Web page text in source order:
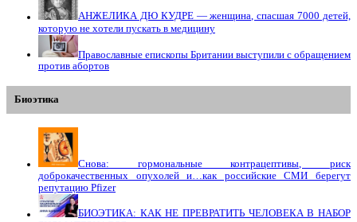
АНЖЕЛИКА ДЮ КУДРЕ — женщина, спасшая 7000 детей,
которую не хотели пускать в медицину
Православные епископы Британии выступили с обращением
против абортов
Биоэтика
Снова: гормональные контрацептивы, риск
доброкачественных опухолей и…как российские СМИ берегут
репутацию Pfizer
БИОЭТИКА: КАК НЕ ПРЕВРАТИТЬ ЧЕЛОВЕКА В НАБОР